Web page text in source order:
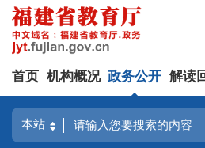
首页 机构概况 政务公开 解读